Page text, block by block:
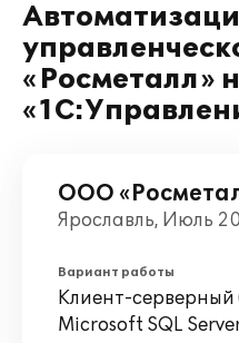
«Росметалл»
ООО
Ярославль, Июль
Вариант работы
Клиент-серверный
Microsoft SQL